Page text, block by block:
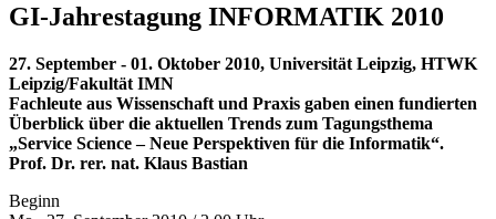
GI-Jahrestagung INFORMATIK 2010
27. September - 01. Oktober 2010, Universität Leipzig, HTWK
Leipzig/Fakultät IMN
Fachleute aus Wissenschaft und Praxis gaben einen fundierten
Überblick über die aktuellen Trends zum Tagungsthema
„Service Science – Neue Perspektiven für die Informatik“.
Prof. Dr. rer. nat. Klaus Bastian
Beginn